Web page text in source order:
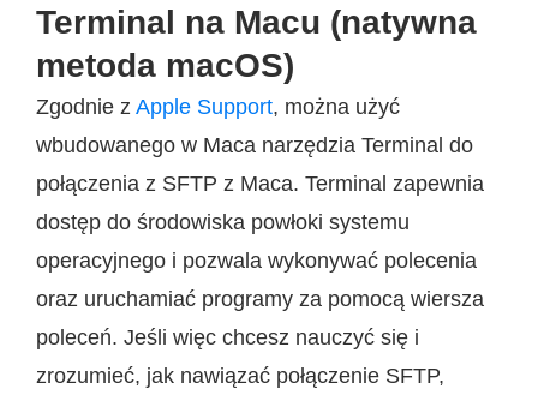
Terminal na Macu (natywna
metoda macOS)
Zgodnie z Apple Support, można użyć
wbudowanego w Maca narzędzia Terminal do
połączenia z SFTP z Maca. Terminal zapewnia
dostęp do środowiska powłoki systemu
operacyjnego i pozwala wykonywać polecenia
oraz uruchamiać programy za pomocą wiersza
poleceń. Jeśli więc chcesz nauczyć się i
zrozumieć, jak nawiązać połączenie SFTP,